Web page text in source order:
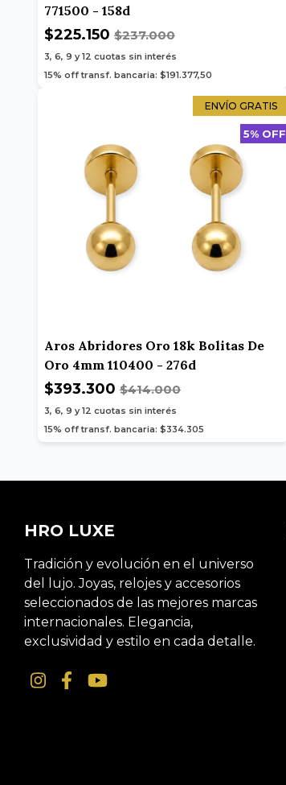
771500 - 158d
$225.150 $237.000
3, 6, 9 y 12 cuotas sin interés
15% off transf. bancaria: $191.377,50
ENVÍO GRATIS
5% OFF
Aros Abridores Oro 18k Bolitas De
Oro 4mm 110400 - 276d
$393.300 $414.000
3, 6, 9 y 12 cuotas sin interés
15% off transf. bancaria: $334.305
HRO LUXE
Tradición y evolución en el universo
del lujo. Joyas, relojes y accesorios
seleccionados de las mejores marcas
internacionales. Elegancia,
exclusividad y estilo en cada detalle.